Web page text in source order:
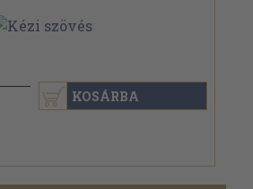
KOSÁRBA